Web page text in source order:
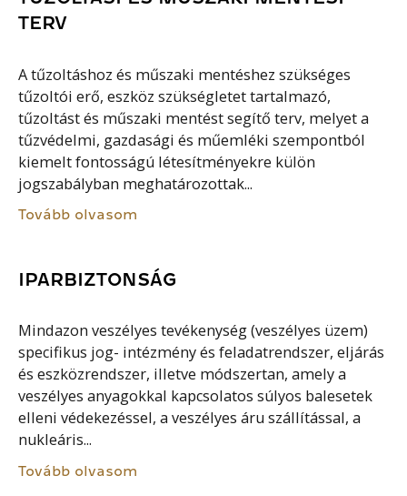
TERV
A tűzoltáshoz és műszaki mentéshez szükséges
tűzoltói erő, eszköz szükségletet tartalmazó,
tűzoltást és műszaki mentést segítő terv, melyet a
tűzvédelmi, gazdasági és műemléki szempontból
kiemelt fontosságú létesítményekre külön
jogszabályban meghatározottak...
Tovább olvasom
IPARBIZTONSÁG
Mindazon veszélyes tevékenység (veszélyes üzem)
specifikus jog- intézmény és feladatrendszer, eljárás
és eszközrendszer, illetve módszertan, amely a
veszélyes anyagokkal kapcsolatos súlyos balesetek
elleni védekezéssel, a veszélyes áru szállítással, a
nukleáris...
Tovább olvasom